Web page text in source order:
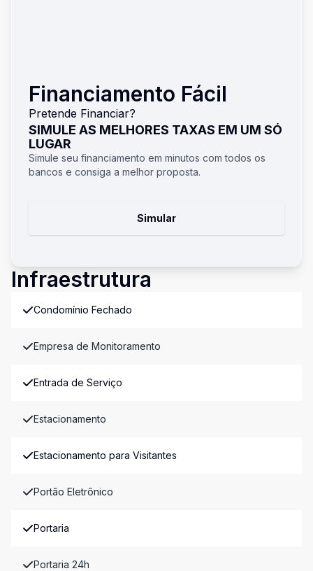
Financiamento Fácil
Pretende Financiar?
SIMULE AS MELHORES TAXAS EM UM SÓ
LUGAR
Simule seu financiamento em minutos com todos os
bancos e consiga a melhor proposta.
Simular
Infraestrutura
Condomínio Fechado
Empresa de Monitoramento
Entrada de Serviço
Estacionamento
Estacionamento para Visitantes
Portão Eletrônico
Portaria
Portaria 24h